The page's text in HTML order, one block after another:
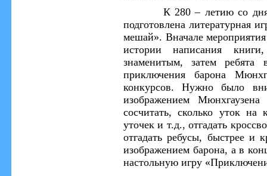
К 280 – летию со дня
подготовлена литературная
мешай». Вначале
истории написания
знаменитым, затем ребята
приключения барона
конкурсов. Нужно было
изображением
сосчитать, сколько уток на
уточек и т.д., отгадать
отгадать ребусы, быстрее и
изображением барона, а в
настольную игру